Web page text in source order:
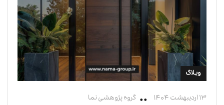
وبلاگ
۱۳ اردیبهشت ۱۴۰۴ گروه پژوهشی نما